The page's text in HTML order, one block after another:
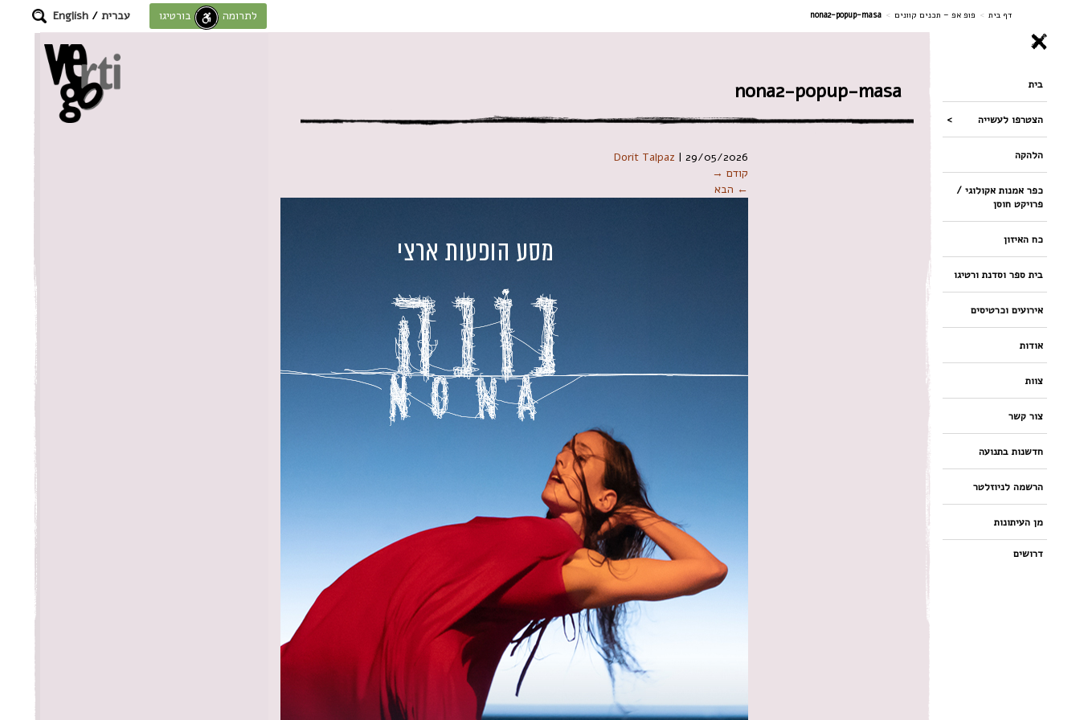
דף בית > פופ אפ – תכנים קוונים >
nona2-popup-masa לתרומה לחוסן בורטיגו עברית /
English
בית
הצטרפו לעשייה
הלהקה
כפר אמנות אקולוגי /
פרויקט חוסן
כח האיזון
בית ספר וסדנת ורטיגו
אירועים וכרטיסים
אודות
צוות
צור קשר
חדשנות בתנועה
הרשמה לניוזלטר
מן העיתונות
דרושים
nona2-popup-masa
Dorit Talpaz |29/05/2026
קודם →
← הבא